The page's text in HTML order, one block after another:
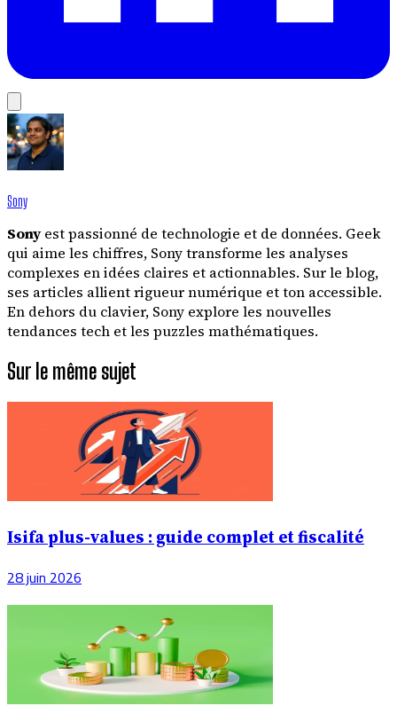
Sony
Sony est passionné de technologie et de données. Geek
qui aime les chiffres, Sony transforme les analyses
complexes en idées claires et actionnables. Sur le blog,
ses articles allient rigueur numérique et ton accessible.
En dehors du clavier, Sony explore les nouvelles
tendances tech et les puzzles mathématiques.
Sur le même sujet
Isifa plus-values : guide complet et fiscalité
28 juin 2026